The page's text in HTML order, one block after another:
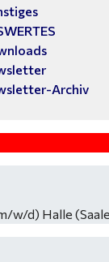
Archiv
w/d) Halle